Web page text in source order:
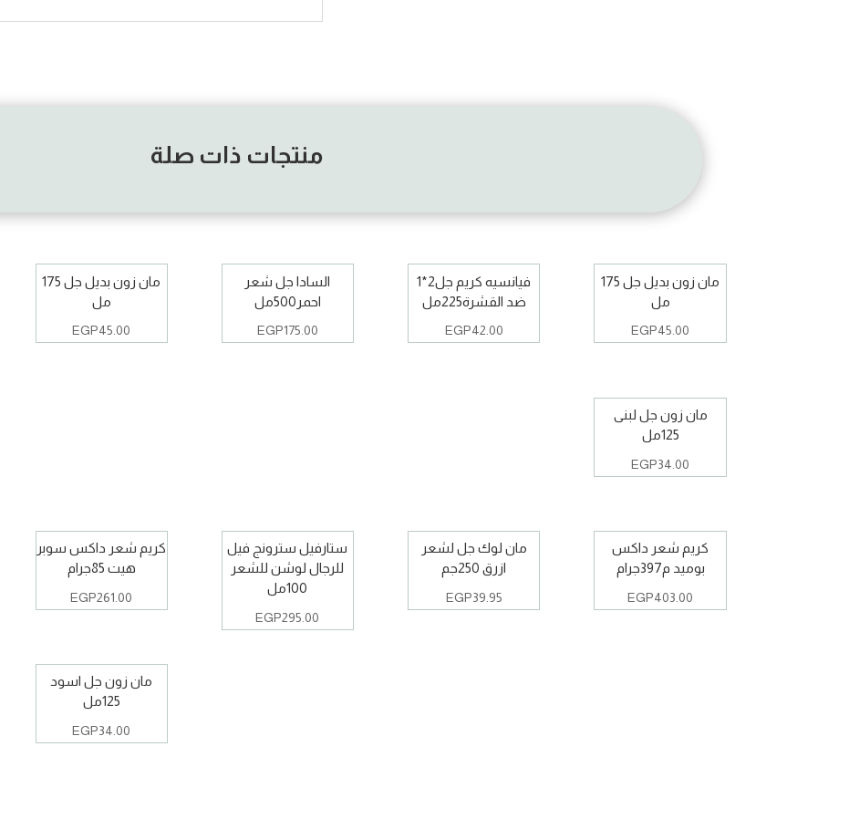
منتجات ذات صلة
مان زون بديل جل 175
مل
EGP45.00
فيانسيه كريم جل2*1
ضد القشرة225مل
EGP42.00
السادا جل شعر
احمر500مل
EGP175.00
مان زون بديل جل 175
مل
EGP45.00
مان زون جل لبنى
125مل
EGP34.00
كريم شعر داكس
بوميد م397جرام
EGP403.00
مان لوك جل لشعر
ازرق 250جم
EGP39.95
ستارفيل سترونج فيل
للرجال لوشن للشعر
100مل
EGP295.00
كريم شعر داكس سوبر
هيت 85جرام
EGP261.00
مان زون جل اسود
125مل
EGP34.00